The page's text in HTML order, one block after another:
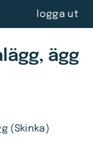
logga ut
ägg
(Skinka)